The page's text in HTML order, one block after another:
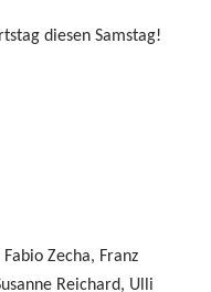
diesen Samstag!
Zecha, Franz
Reichard, Ulli